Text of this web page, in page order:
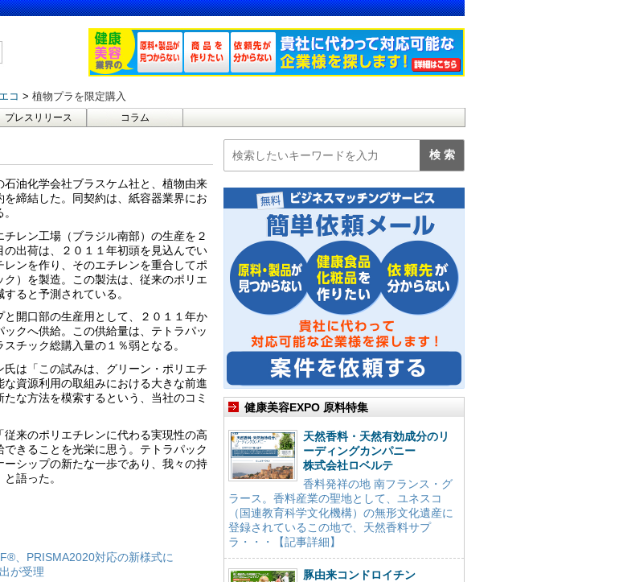
エコ 植物プラを限定購入
プレスリリース コラム
油化学会社ブラスケム社と、植物由来
締結した。同契約は、紙容器業界にお
レン工場（ブラジル南部）の生産を２
出荷は、２０１１年初頭を見込んでい
ンを作り、そのエチレンを重合してポ
）を製造。この製法は、従来のポリエ
ると予測されている。
開口部の生産用として、２０１１年か
クへ供給。この供給量は、テトラパッ
チック総購入量の１％弱となる。
は「この試みは、グリーン・ポリエチ
資源利用の取組みにおける大きな前進
な方法を模索するという、当社のコミ
来のポリエチレンに代わる実現性の高
きることを光栄に思う。テトラパック
シップの新たな一歩であり、我々の持
語った。
、PRISMA2020対応の新様式に
が受理
健康美容EXPO 原料特集
天然香料・天然有効成分のリ
ーディングカンパニー
株式会社ロベルテ
香料発祥の地 南フランス・グ
ラース。香料産業の聖地として、ユネスコ
（国連教育科学文化機構）の無形文化遺産に
登録されているこの地で、天然香料サプ
ラ・・・【記事詳細】
豚由来コンドロイチン